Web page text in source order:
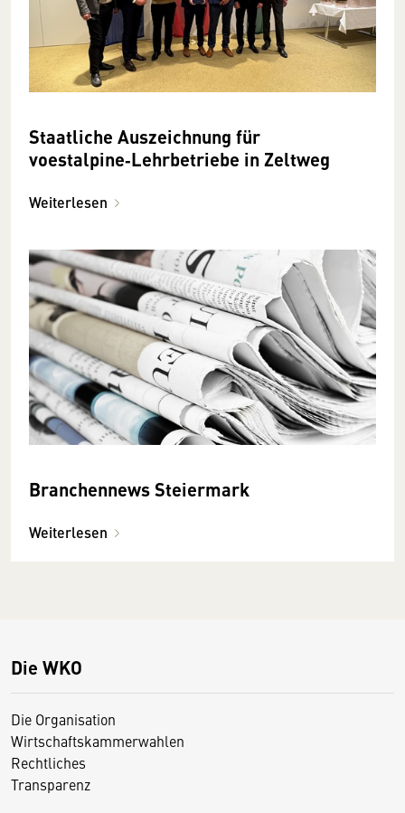
Staatliche Auszeichnung für
voestalpine‑Lehrbetriebe in Zeltweg
Weiterlesen
Branchennews Steiermark
Weiterlesen
Die WKO
Die Organisation
Wirtschaftskammerwahlen
Rechtliches
Transparenz